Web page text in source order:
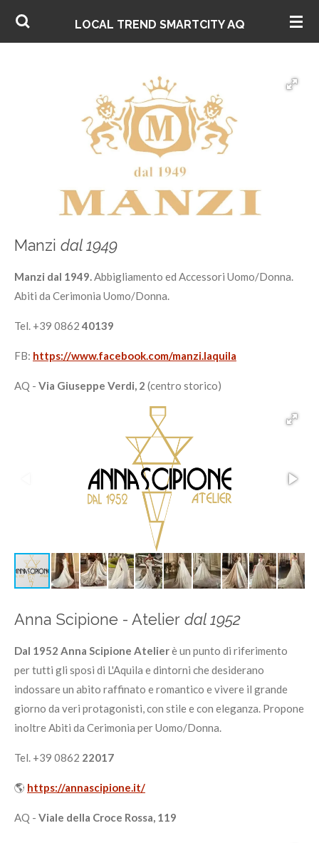
Vai
LOCAL TREND SMARTCITYAQ
Manzi dal 1949
Manzi dal 1949.Abbigliamento ed Accessori Uomo/Donna.
Abiti da Cerimonia Uomo/Donna.
Tel. +39 0862 40139
FB: https://www.facebook.com/manzi.laquila
AQ - Via Giuseppe Verdi, 2 (centro storico)
Anna Scipione - Atelier dal 1952
Dal 1952 Anna Scipione Atelierè un punto di riferimento
per tutti gli sposi di L'Aquila e dintorni che desiderano
indossare un abito raffinato e romantico e vivere il grande
giorno da veri protagonisti, con stile e con eleganza. Propone
inoltre Abiti da Cerimonia per Uomo/Donna.
Tel. +39 0862 22017
🌎 https://annascipione.it/
AQ - Viale della Croce Rossa, 119